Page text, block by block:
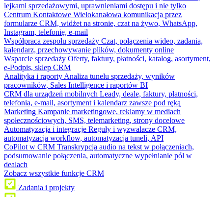
lejkami sprzedażowymi, uprawnieniami dostępu i nie tylko
Centrum Kontaktowe Wielokanałowa komunikacja przez
formularze CRM, widżet na stronie, czat na żywo, WhatsApp,
Instagram, telefonię, e-mail
Współpraca zespołu sprzedaży Czat, połączenia wideo, zadania,
kalendarz, przechowywanie plików, dokumenty online
Wsparcie sprzedaży Oferty, faktury, płatności, katalog, asortyment,
e-Podpis, sklep CRM
Analityka i raporty Analiza tunelu sprzedaży, wyników
pracowników, Sales Intelligence i raportów BI
CRM dla urządzeń mobilnych Leady, deale, faktury, płatności,
telefonia, e-mail, asortyment i kalendarz zawsze pod ręką
Marketing Kampanie marketingowe, reklamy w mediach
społecznościowych, SMS, telemarketing, strony docelowe
Automatyzacja i integracje Reguły i wyzwalacze CRM,
automatyzacja workflow, automatyzacja tuneli, API
CoPilot w CRM Transkrypcja audio na tekst w połączeniach,
podsumowanie połączenia, automatyczne wypełnianie pól w
dealach
Zobacz wszystkie funkcje CRM
Zadania i projekty